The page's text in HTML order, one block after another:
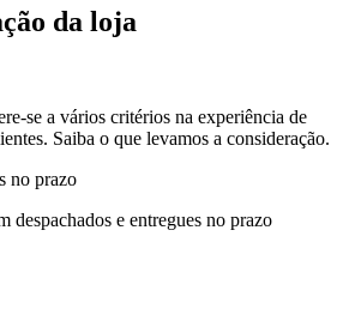
da loja
se a vários critérios na experiência de
Saiba o que levamos a consideração.
no prazo
despachados e entregues no prazo